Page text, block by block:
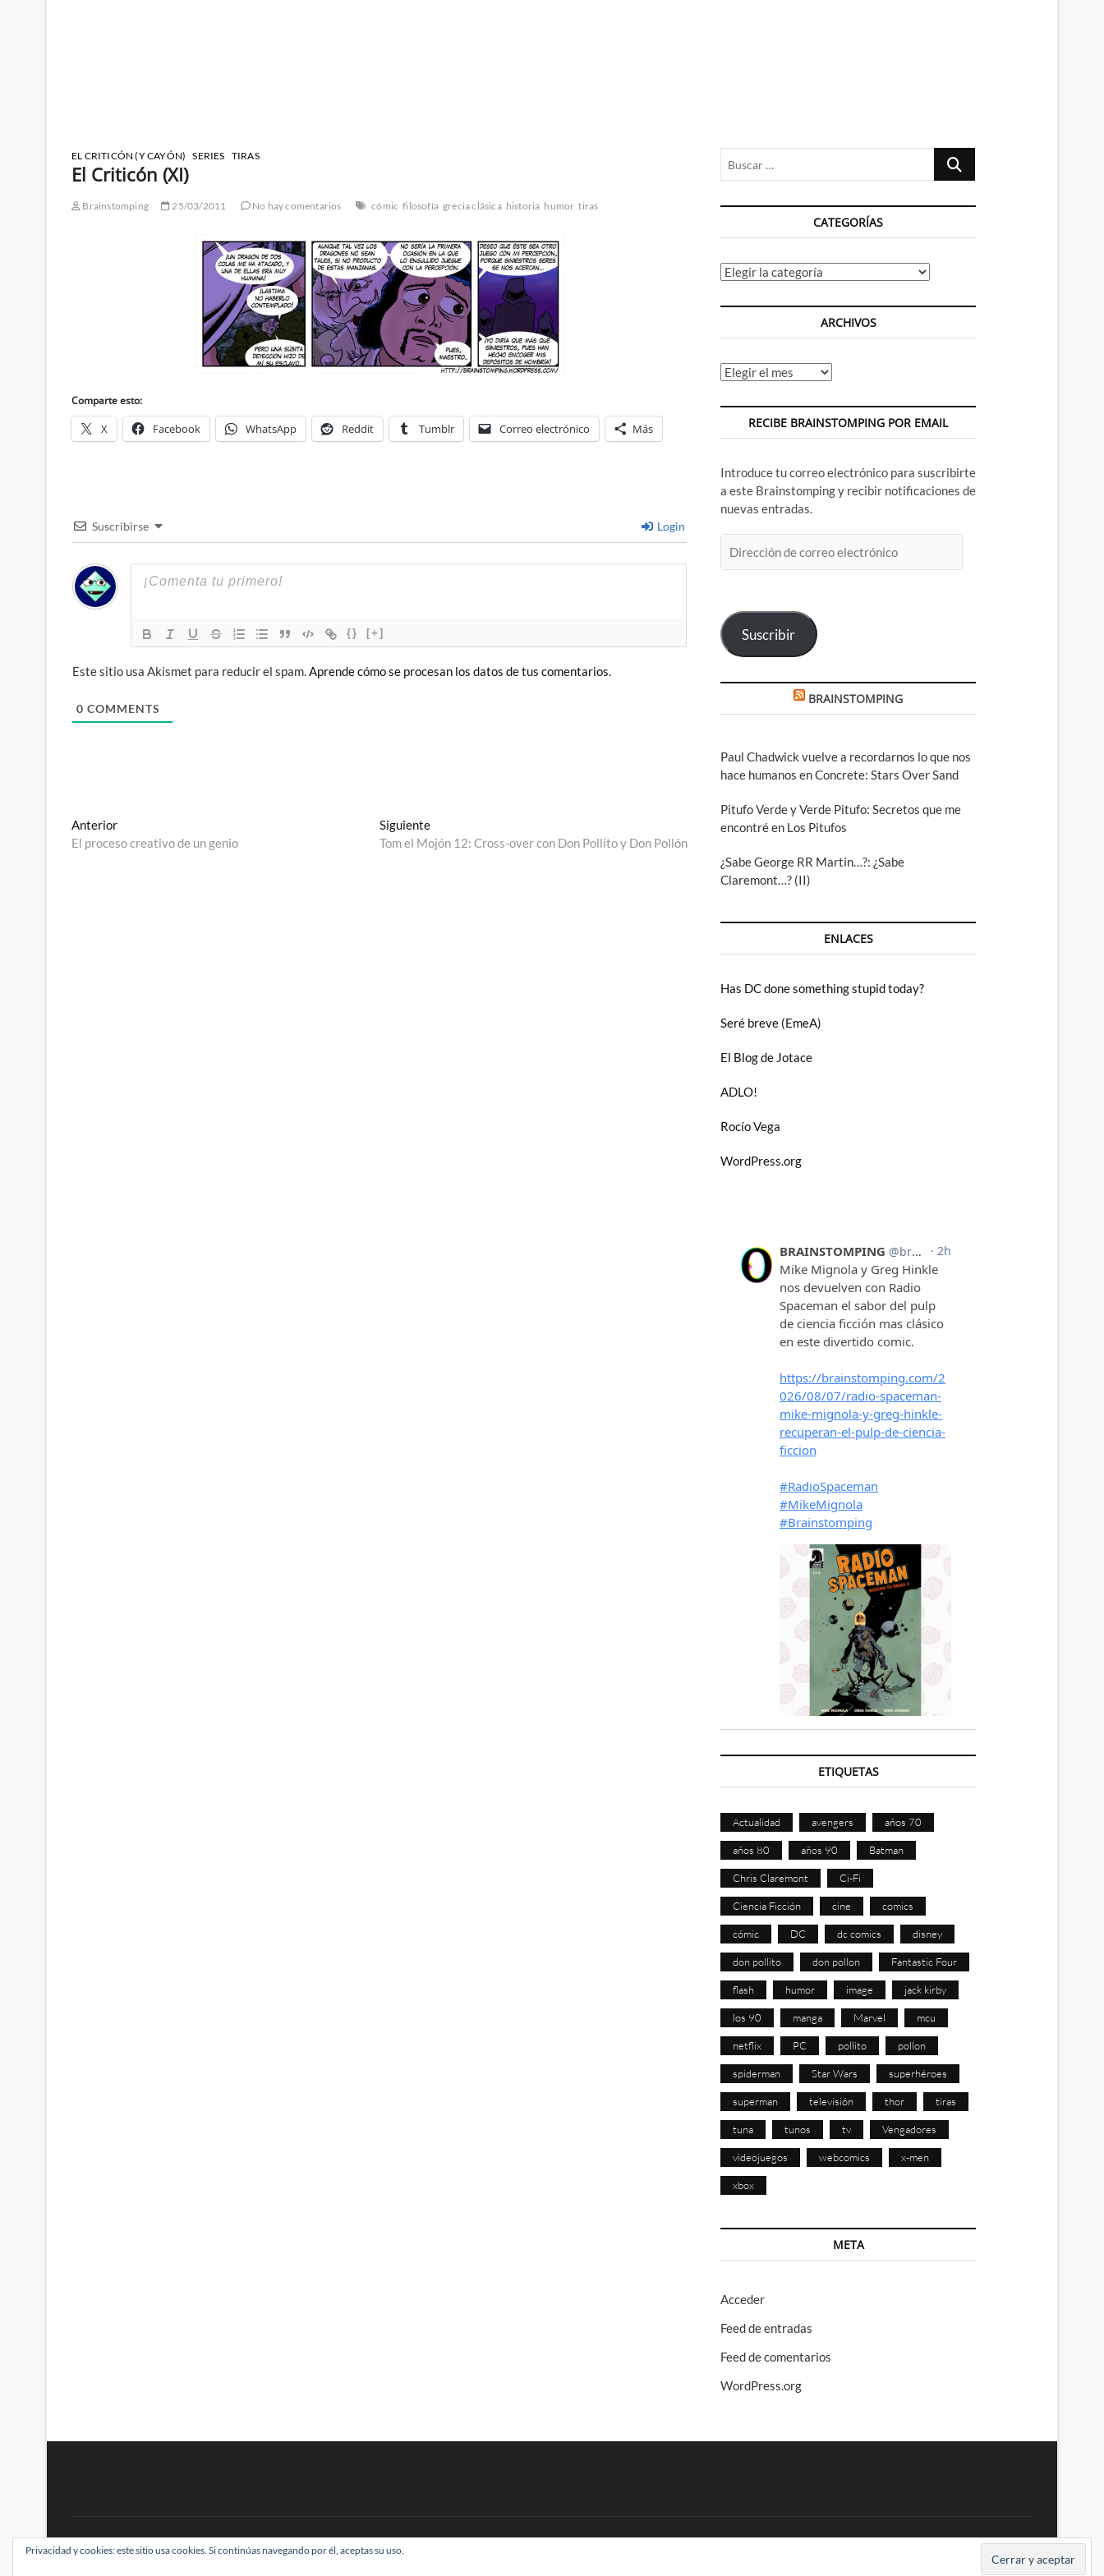
EL CRITICÓN (Y CAYÓN) SERIES TIRAS
El Criticón (XI)
Brainstomping 25/03/2011 No hay comentarios cómic filosofía grecia clásica historia humor tiras
Comparte esto:
X Facebook WhatsApp Reddit Tumblr Correo electrónico Más
Suscribirse Login
{} [+]
Este sitio usa Akismet para reducir el spam.Aprende cómo se procesan los datos de tus comentarios.
0 COMMENTS
Navegación
de
AnteriorEntrada
anterior:
El proceso creativo de un genio
SiguienteEntrada
siguiente:
Tom el Mojón 12: Cross-over con Don Pollito y Don Pollón
Buscar
CATEGORÍAS
Categorías
ARCHIVOS
Archivos
RECIBE BRAINSTOMPING POR EMAIL
Introduce tu correo electrónico para suscribirte
a este Brainstomping y recibir notificaciones de
nuevas entradas.
de
Suscribir
BRAINSTOMPING
Paul Chadwick vuelve a recordarnos lo que nos
hace humanos en Concrete: Stars Over Sand
Pitufo Verde y Verde Pitufo: Secretos que me
encontré en Los Pitufos
¿Sabe George RR Martin…?: ¿Sabe
Claremont…? (II)
ENLACES
Has DC done something stupid today?
Seré breve (EmeA)
El Blog de Jotace
ADLO!
Rocío Vega
WordPress.org
ETIQUETAS
Actualidad avengers años 70
años 80 años 90 Batman
Chris Claremont Ci-Fi
Ciencia Ficción cine comics
cómic DC dc comics disney
don pollito don pollon Fantastic Four
flash humor image jack kirby
los 90 manga Marvel mcu
netflix PC pollito pollon
spiderman Star Wars superhéroes
superman televisión thor tiras
tuna tunos tv Vengadores
videojuegos webcomics x-men
xbox
META
Acceder
Feed de entradas
Feed de comentarios
WordPress.org
BRAINSTOMPING| Diseñado por:Theme Freesia|WordPress| © Todos los derechos reservados
Privacidad y cookies: este sitio usa cookies. Si continúas navegando por él, aceptas su uso.